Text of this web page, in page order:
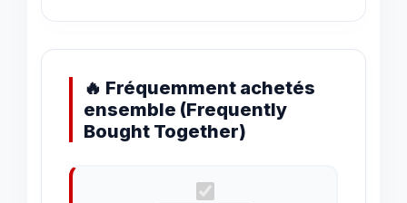
🔥 Fréquemment achetés
ensemble (Frequently
Bought Together)